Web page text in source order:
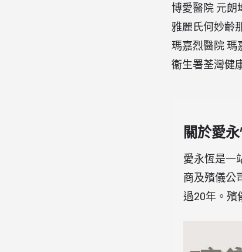
博愛醫院 元朗
雅麗氏何妙齡
瑪嘉烈醫院 瑪
衞生署荃灣健
關於愛
愛永恆是一
商及殯儀公
過20年。殯